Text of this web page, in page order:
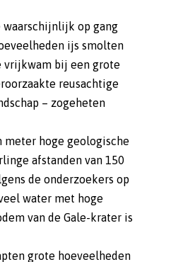
waarschijnlijk op gang
ijs smolten
vrijkwam bij een grote
reusachtige
– zogeheten
meter hoge geologische
afstanden van 150
de onderzoekers op
water met hoge
van de Gale-krater is
grote hoeveelheden